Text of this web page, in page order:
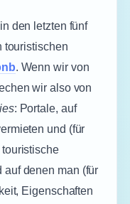
den letzten fünf
touristischen
. Wenn wir von
wir also von
: Portale, auf
und (für
auf denen man (für
Eigenschaften